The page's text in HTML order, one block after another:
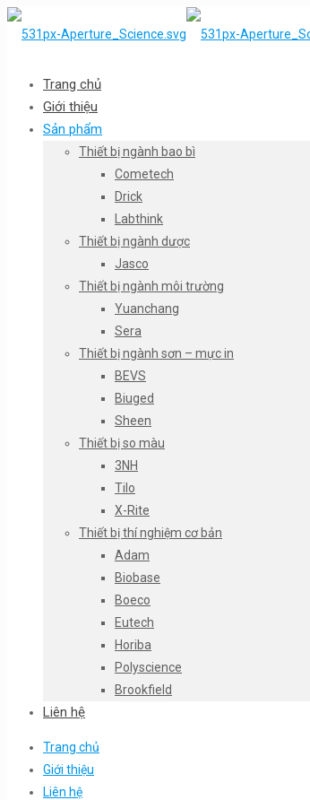
Trang chủ
Giới thiệu
Sản phẩm
Thiết bị ngành bao bì
Cometech
Drick
Labthink
Thiết bị ngành dược
Jasco
Thiết bị ngành môi trường
Yuanchang
Sera
Thiết bị ngành sơn – mực in
BEVS
Biuged
Sheen
Thiết bị so màu
3NH
Tilo
X-Rite
Thiết bị thí nghiệm cơ bản
Adam
Biobase
Boeco
Eutech
Horiba
Polyscience
Brookfield
Liên hệ
Trang chủ
Giới thiệu
Liên hệ